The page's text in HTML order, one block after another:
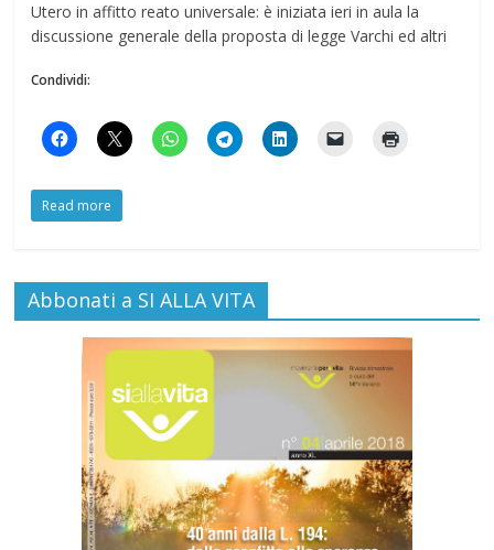
Utero in affitto reato universale: è iniziata ieri in aula la
discussione generale della proposta di legge Varchi ed altri
Condividi:
Read more
Abbonati a SI ALLA VITA